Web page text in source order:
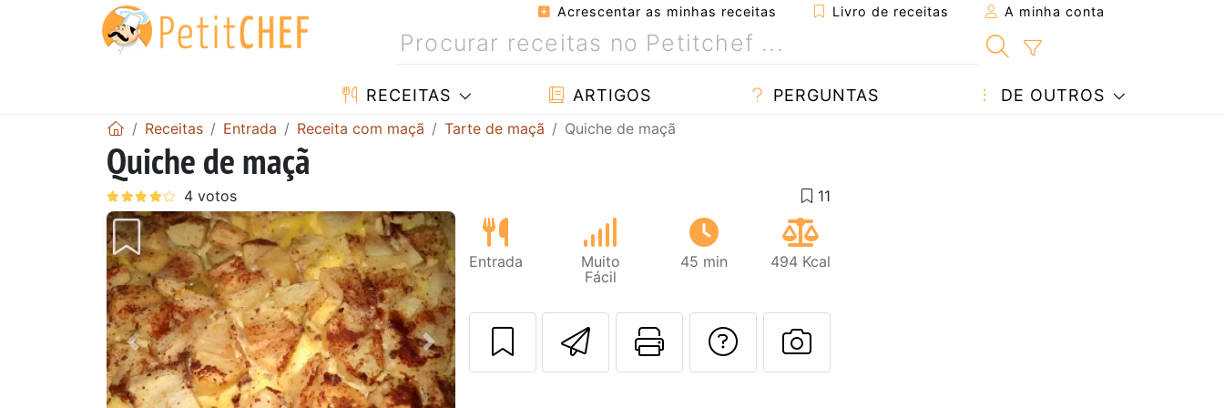
Acrescentar as minhas receitas Livro de receitas A minha conta
RECEITAS ARTIGOS PERGUNTAS DE OUTROS
Receitas Entrada Receita com maçã Tarte de maçã Quiche de maçã
Quiche de maçã
Anterior Next
Entrada
Muito
Fácil
45 min 494 Kcal
Enviar esta receita a um amigo
Imprima esta página
Falar com o autor da receita
Fez esta receita? Compartilhe